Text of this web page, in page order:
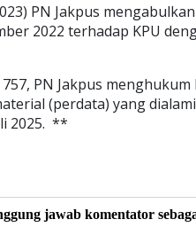
PN Jakpus
2022 terhadap KPU
PN Jakpus
(perdata) yang
2025. **
jawab komentator